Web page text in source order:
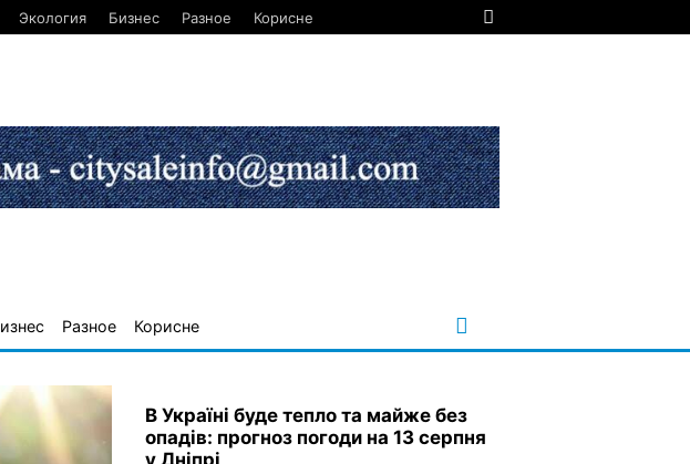
Экология Бизнес Разное Корисне
Разное Корисне
В Україні буде тепло та майже без
опадів: прогноз погоди на 13 серпня
у Дніпрі